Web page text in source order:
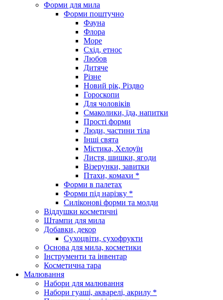
Форми для мила
Форми поштучно
Фауна
Флора
Море
Схід, етнос
Любов
Дитяче
Різне
Новий рік, Різдво
Гороскопи
Для чоловіків
Смаколики, їда, напитки
Прості форми
Люди, частини тіла
Інші свята
Містика, Хелоуїн
Листя, шишки, ягоди
Візерунки, завитки
Птахи, комахи *
Форми в палетах
Форми під нарізку *
Силіконові форми та молди
Віддушки косметичні
Штампи для мила
Добавки, декор
Сухоцвіти, сухофрукти
Основа для мила, косметики
Інструменти та інвентар
Косметична тара
Малювання
Набори для малювання
Набори гуаші, акварелі, акрилу *